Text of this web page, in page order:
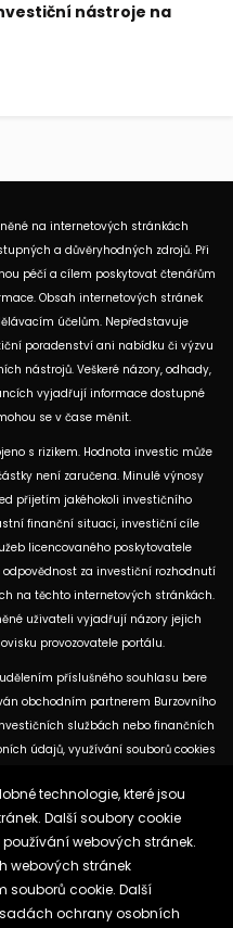
nástroje na
na internetových stránkách
a důvěryhodných zdrojů. Při
péčí a cílem poskytovat čtenářům
Obsah internetových stránek
účelům. Nepředstavuje
poradenství ani nabídku či výzvu
nástrojů. Veškeré názory, odhady,
vyjadřují informace dostupné
se v čase měnit.
s rizikem. Hodnota investic může
není zaručena. Minulé výnosy
přijetím jakéhokoli investičního
finanční situaci, investiční cíle
licencovaného poskytovatele
za investiční rozhodnutí
na těchto internetových stránkách.
uživateli vyjadřují názory jejich
provozovatele portálu.
příslušného souhlasu bere
obchodním partnerem Burzovního
službách nebo finančních
údajů, využívání souborů cookies
U jednotlivých článků mohou
datu původní analýzy nebo datu,
tržní údaje.
a cookies
technologie, které jsou
Další soubory cookie
webových stránek.
webových stránek
souborů cookie. Další
ochrany osobních